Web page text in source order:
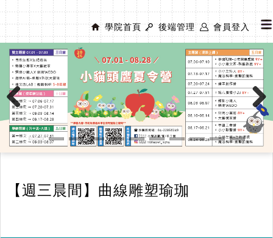
學院首頁 後端管理 會員登入
Previous Next
【週三晨間】曲線雕塑瑜珈